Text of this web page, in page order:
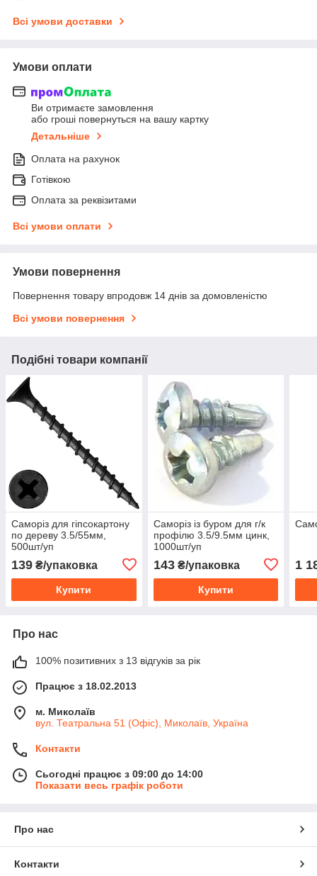
Всі умови доставки
Умови оплати
Ви отримаєте замовлення
або гроші повернуться на вашу картку
Детальніше
Оплата на рахунок
Готівкою
Оплата за реквізитами
Всі умови оплати
Умови повернення
Повернення товару впродовж 14 днів за домовленістю
Всі умови повернення
Подібні товари компанії
Саморіз для гіпсокартону
по дереву 3.5/55мм,
500шт/уп
139 ₴/упаковка
Купити
Саморіз із буром для г/к
профілю 3.5/9.5мм цинк,
1000шт/уп
143₴/упаковка
Купити
1
Про нас
100% позитивних з 13 відгуків за рік
Працює з 18.02.2013
м. Миколаїв
вул. Театральна 51 (Офіс), Миколаїв, Україна
Контакти
Сьогодні працює з 09:00 до 14:00
Показати весь графік роботи
Про нас
Контакти